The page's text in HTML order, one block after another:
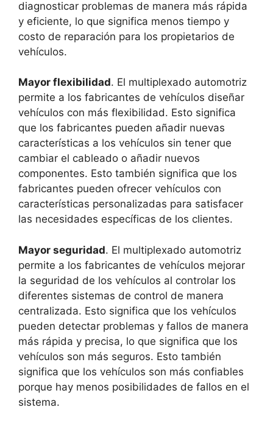
diagnosticar problemas de manera más rápida
y eficiente, lo que significa menos tiempo y
costo de reparación para los propietarios de
vehículos.
Mayor flexibilidad. El multiplexado automotriz
permite a los fabricantes de vehículos diseñar
vehículos con más flexibilidad. Esto significa
que los fabricantes pueden añadir nuevas
características a los vehículos sin tener que
cambiar el cableado o añadir nuevos
componentes. Esto también significa que los
fabricantes pueden ofrecer vehículos con
características personalizadas para satisfacer
las necesidades específicas de los clientes.
Mayor seguridad. El multiplexado automotriz
permite a los fabricantes de vehículos mejorar
la seguridad de los vehículos al controlar los
diferentes sistemas de control de manera
centralizada. Esto significa que los vehículos
pueden detectar problemas y fallos de manera
más rápida y precisa, lo que significa que los
vehículos son más seguros. Esto también
significa que los vehículos son más confiables
porque hay menos posibilidades de fallos en el
sistema.